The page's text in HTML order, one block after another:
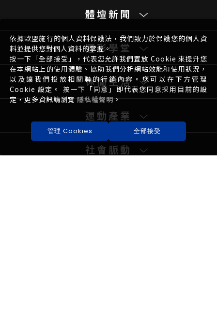
體壇新聞
運彩學堂
休閒生活
運動產業
社會脈動
依據歐盟施行的個人資料保護法，我們致力於保護您的個人資
料並提供您對個人資料的掌握。
按一下「全部接受」，代表您允許我們置放 Cookie 來提升您
在本網站上的使用體驗、協助我們分析網站效能和使用狀況，
以及讓我們投放相關聯的行銷內容。您可以在下方管理
Cookie 設定。 按一下「同意」即代表您同意採用目前的設
定，更多資訊請瀏覽隱私權聲明。
管理 Cookies 全部接受